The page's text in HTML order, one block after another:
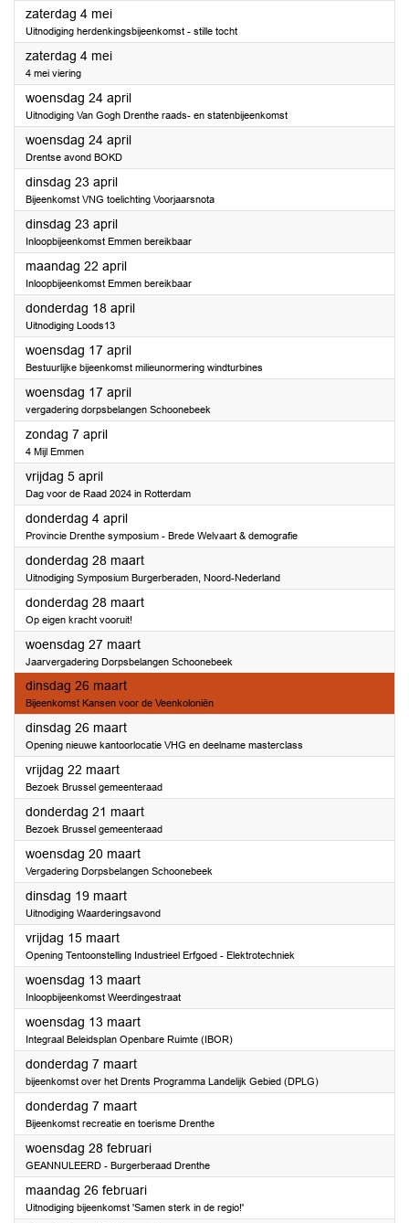
zaterdag 4 mei2024
Uitnodiging herdenkingsbijeenkomst - stille tocht
zaterdag 4 mei2024
4 mei viering
woensdag 24 april2024
Uitnodiging Van Gogh Drenthe raads- en statenbijeenkomst
woensdag 24 april2024
Drentse avond BOKD
dinsdag 23 april2024
Bijeenkomst VNG toelichting Voorjaarsnota
dinsdag 23 april2024
Inloopbijeenkomst Emmen bereikbaar
maandag 22 april2024
Inloopbijeenkomst Emmen bereikbaar
donderdag 18 april2024
Uitnodiging Loods13
woensdag 17 april2024
Bestuurlijke bijeenkomst milieunormering windturbines
woensdag 17 april2024
vergadering dorpsbelangen Schoonebeek
zondag 7 april2024
4 Mijl Emmen
vrijdag 5 april2024
Dag voor de Raad 2024 in Rotterdam
donderdag 4 april2024
Provincie Drenthe symposium - Brede Welvaart & demografie
donderdag 28 maart2024
Uitnodiging Symposium Burgerberaden, Noord-Nederland
donderdag 28 maart2024
Op eigen kracht vooruit!
woensdag 27 maart2024
Jaarvergadering Dorpsbelangen Schoonebeek
dinsdag 26 maart2024
Bijeenkomst Kansen voor de Veenkoloniën
dinsdag 26 maart2024
Opening nieuwe kantoorlocatie VHG en deelname masterclass
vrijdag 22 maart2024
Bezoek Brussel gemeenteraad
donderdag 21 maart2024
Bezoek Brussel gemeenteraad
woensdag 20 maart2024
Vergadering Dorpsbelangen Schoonebeek
dinsdag 19 maart2024
Uitnodiging Waarderingsavond
vrijdag 15 maart2024
Opening Tentoonstelling Industrieel Erfgoed - Elektrotechniek
woensdag 13 maart2024
Inloopbijeenkomst Weerdingestraat
woensdag 13 maart2024
Integraal Beleidsplan Openbare Ruimte (IBOR)
donderdag 7 maart2024
bijeenkomst over het Drents Programma Landelijk Gebied (DPLG)
donderdag 7 maart2024
Bijeenkomst recreatie en toerisme Drenthe
woensdag 28 februari2024
GEANNULEERD - Burgerberaad Drenthe
maandag 26 februari2024
Uitnodiging bijeenkomst 'Samen sterk in de regio!'